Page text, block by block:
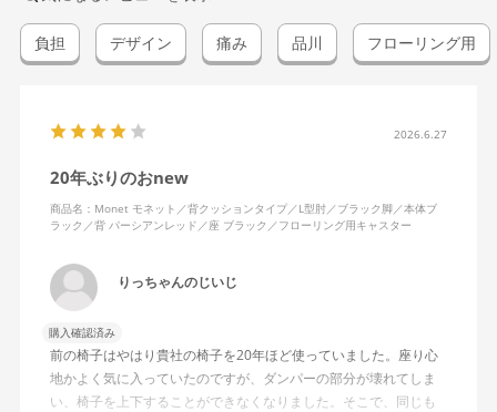
負担 デザイン 痛み 品川 フローリング用
2026.6.27
20年ぶりのおnew
商品名：Monet モネット／背クッションタイプ／L型肘／ブラック脚／本体ブ
ラック／背 パーシアンレッド／座 ブラック／フローリング用キャスター
りっちゃんのじいじ
購入確認済み
前の椅子はやはり貴社の椅子を20年ほど使っていました。座り心
地かよく気に入っていたのですが、ダンパーの部分が壊れてしま
い、椅子を上下することができなくなりました。そこで、同じも